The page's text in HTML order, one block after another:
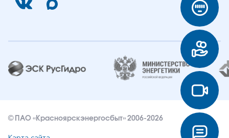
© ПАО «Красноярскэнергосбыт» 2006-2026